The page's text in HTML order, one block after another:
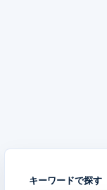
キーワードで探す